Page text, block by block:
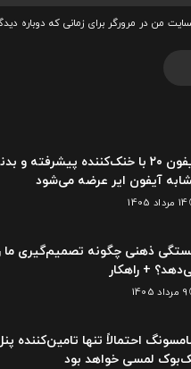
من در مرورگر برای زمانی که دوباره
آیفون ۲۰ با خنک‌کننده پیشرفته و
آیفون ایر عرضه می‌شود
14 مرداد 1405
ذهنی چگونه تصمیم‌گیری ما
+ راهکار
9 مرداد 1405
احتمالاً تنها تامین‌کننده
لمسی خواهد بود